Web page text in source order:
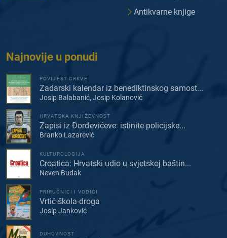
Antikvarne knjige
Najnovije u ponudi
POVIJEST CRKVE
Zadarski kalendar iz benediktinskog samost...
Josip Balabanić, Josip Kolanović
HRVATSKA KNJIŽEVNOST
Zapisi iz Đorđevićeve: istinite policijske...
Branko Lazarević
KULTUROLOGIJA
Croatica: Hrvatski udio u svjetskoj baštin...
Neven Budak
PRIRUČNICI I VODIČI
Vrtić-škola-droga
Josip Janković
DUHOVNOST